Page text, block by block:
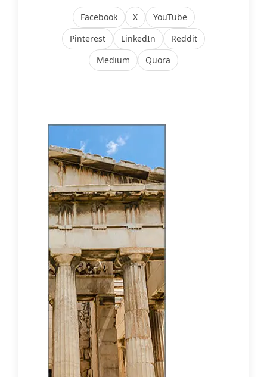
Facebook X
YouTube
Pinterest
LinkedIn
Reddit
Medium
Quora